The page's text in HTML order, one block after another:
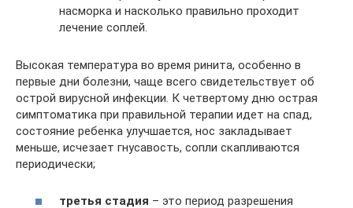
насморка и насколько правильно проходит
лечение соплей.
Высокая температура во время ринита, особенно в
первые дни болезни, чаще всего свидетельствует об
острой вирусной инфекции. К четвертому дню острая
симптоматика при правильной терапии идет на спад,
состояние ребенка улучшается, нос закладывает
меньше, исчезает гнусавость, сопли скапливаются
периодически;
третья стадия – это период разрешения